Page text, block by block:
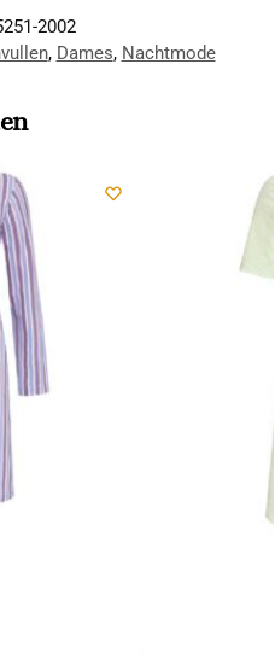
2002
, Dames, Nachtmode